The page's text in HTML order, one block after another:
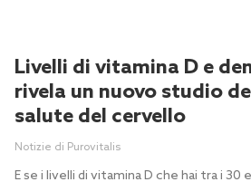
Livelli di vitamina D e
rivela un nuovo studio
salute del cervello
Notizie di Purovitalis
E se i livelli di vitamina D che hai tra i 30